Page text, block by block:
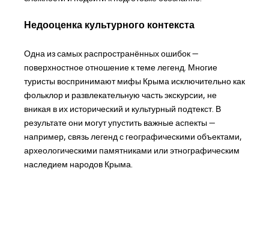
Недооценка культурного контекста
Одна из самых распространённых ошибок —
поверхностное отношение к теме легенд. Многие
туристы воспринимают мифы Крыма исключительно как
фольклор и развлекательную часть экскурсии, не
вникая в их исторический и культурный подтекст. В
результате они могут упустить важные аспекты —
например, связь легенд с географическими объектами,
археологическими памятниками или этнографическим
наследием народов Крыма.